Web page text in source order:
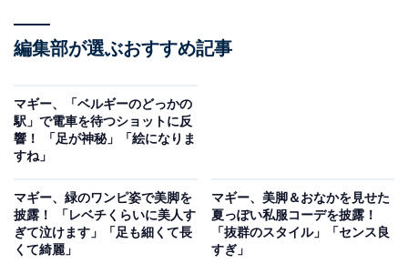
編集部が選ぶおすすめ記事
マギー、「ベルギーのどっかの
駅」で電車を待つショットに反
響！ 「足が神秘」「絵になりま
すね」
マギー、緑のワンピ姿で美脚を
披露！ 「レベチくらいに美人す
ぎて泣けます」「足も細くて長
くて綺麗」
マギー、美脚＆おなかを見せた
夏っぽい私服コーデを披露！
「抜群のスタイル」「センス良
すぎ」